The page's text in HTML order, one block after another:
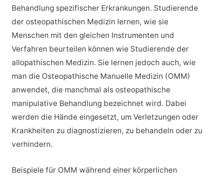
Behandlung spezifischer Erkrankungen. Studierende
der osteopathischen Medizin lernen, wie sie
Menschen mit den gleichen Instrumenten und
Verfahren beurteilen können wie Studierende der
allopathischen Medizin. Sie lernen jedoch auch, wie
man die Osteopathische Manuelle Medizin (OMM)
anwendet, die manchmal als osteopathische
manipulative Behandlung bezeichnet wird. Dabei
werden die Hände eingesetzt, um Verletzungen oder
Krankheiten zu diagnostizieren, zu behandeln oder zu
verhindern.
Beispiele für OMM während einer körperlichen